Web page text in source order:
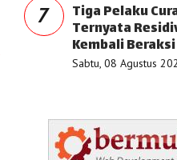
7 Tiga Pelaku
Ternyata
Kembali Beraksi
Sabtu, 08 Agustus